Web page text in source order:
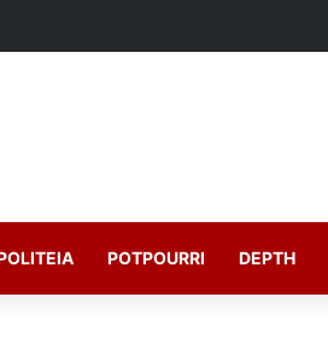
POTPOURRI DEPTH